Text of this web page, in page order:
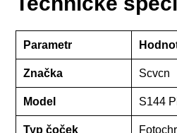
Parametr
Značka Scvcn
Model S144
Typ čoček